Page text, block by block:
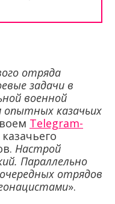
отряда
задачи в
военной
опытных казачьих
Telegram-
Настрой
Параллельно
отрядов
».